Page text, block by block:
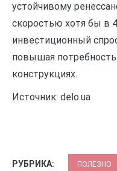
устойчивому
скоростью хотя бы в
инвестиционный
повышая
конструкциях.
Источник: delo.ua
РУБРИКА: ПОЛЕЗНО